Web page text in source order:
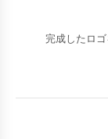
完成したロ